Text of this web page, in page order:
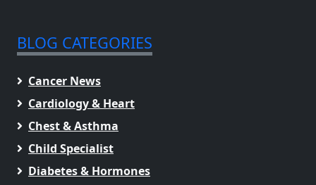
BLOG CATEGORIES
Cancer News
Cardiology & Heart
Chest & Asthma
Child Specialist
Diabetes & Hormones